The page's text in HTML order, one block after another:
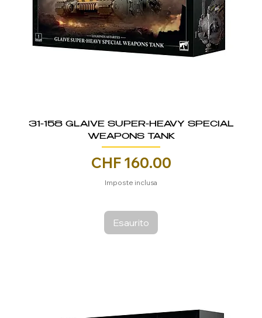
31-158 GLAIVE SUPER-HEAVY SPECIAL
WEAPONS TANK
Prezzo
CHF 160.00
Imposte inclusa
Esaurito